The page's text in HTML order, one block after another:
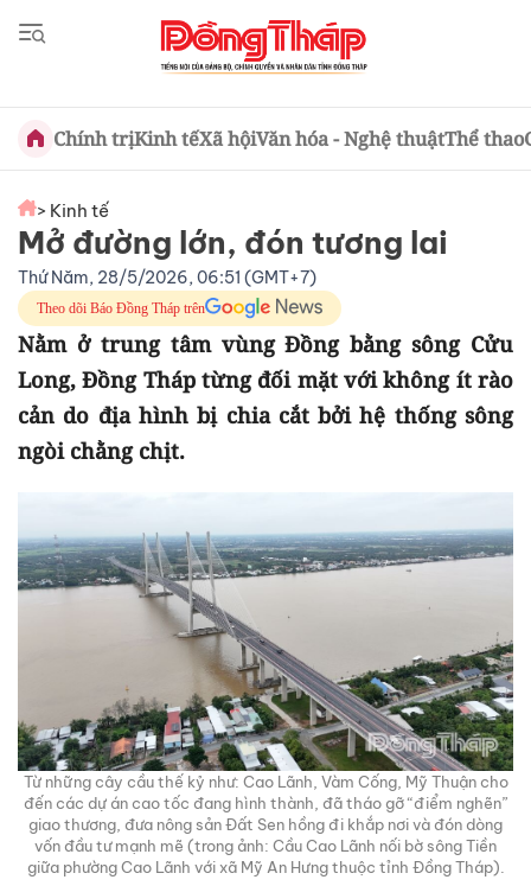
Chính trịKinh tếXã hộiVăn hóa - Nghệ thuậtThể thao
> Kinh tế
Mở đường lớn, đón tương lai
Thứ Năm, 28/5/2026, 06:51 (GMT+7)
Theo dõi Báo Đồng Tháp trên
Nằm ở trung tâm vùng Đồng bằng sông Cửu
Long, Đồng Tháp từng đối mặt với không ít rào
cản do địa hình bị chia cắt bởi hệ thống sông
ngòi chằng chịt.
Từ những cây cầu thế kỷ như: Cao Lãnh, Vàm Cống, Mỹ Thuận cho
đến các dự án cao tốc đang hình thành, đã tháo gỡ “điểm nghẽn”
giao thương, đưa nông sản Đất Sen hồng đi khắp nơi và đón dòng
vốn đầu tư mạnh mẽ (trong ảnh: Cầu Cao Lãnh nối bờ sông Tiền
giữa phường Cao Lãnh với xã Mỹ An Hưng thuộc tỉnh Đồng Tháp).